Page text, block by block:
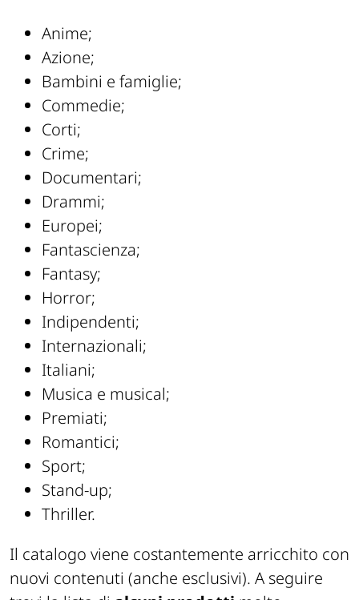
Anime;
Azione;
Bambini e famiglie;
Commedie;
Corti;
Crime;
Documentari;
Drammi;
Europei;
Fantascienza;
Fantasy;
Horror;
Indipendenti;
Internazionali;
Italiani;
Musica e musical;
Premiati;
Romantici;
Sport;
Stand-up;
Thriller.
Il catalogo viene costantemente arricchito con
nuovi contenuti (anche esclusivi). A seguire